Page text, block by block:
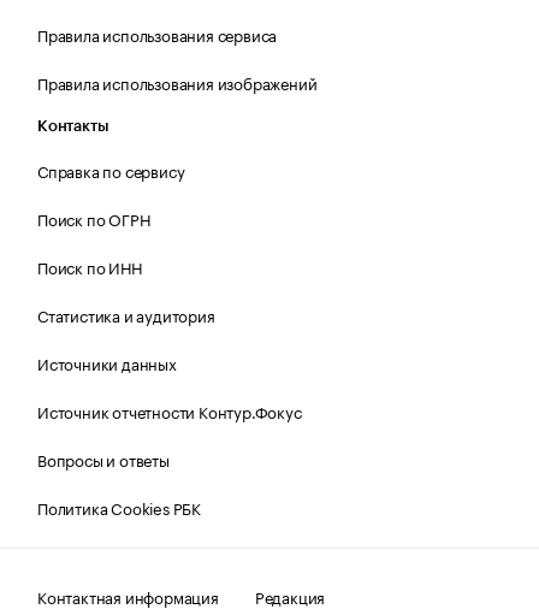
Правила использования сервиса
Правила использования изображений
Контакты
Справка по сервису
Поиск по ОГРН
Поиск по ИНН
Статистика и аудитория
Источники данных
Источник отчетности Контур.Фокус
Вопросы и ответы
Политика Cookies РБК
Контактная информация Редакция